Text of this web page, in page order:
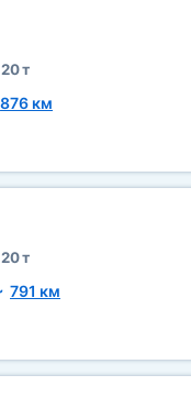
20 т
876 км
20 т
791 км